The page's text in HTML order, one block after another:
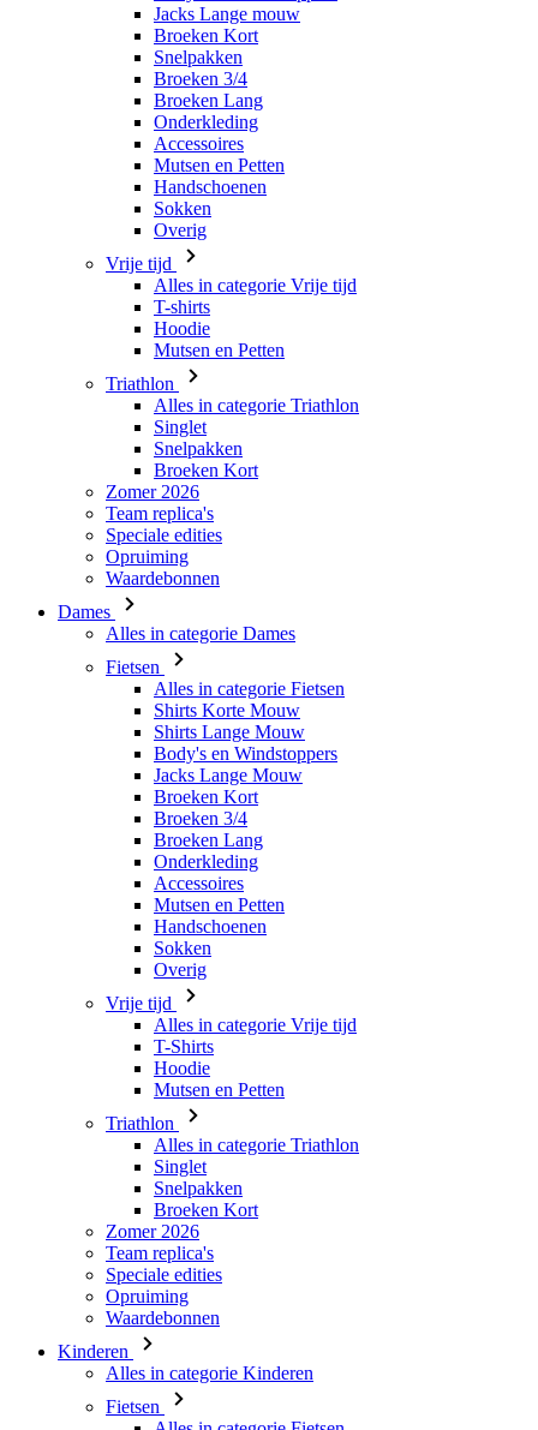
Jacks Lange mouw
Broeken Kort
Snelpakken
Broeken 3/4
Broeken Lang
Onderkleding
Accessoires
Mutsen en Petten
Handschoenen
Sokken
Overig
Vrije tijd
Alles in categorie Vrije tijd
T-shirts
Hoodie
Mutsen en Petten
Triathlon
Alles in categorie Triathlon
Singlet
Snelpakken
Broeken Kort
Zomer 2026
Team replica's
Speciale edities
Opruiming
Waardebonnen
Dames
Alles in categorie Dames
Fietsen
Alles in categorie Fietsen
Shirts Korte Mouw
Shirts Lange Mouw
Body's en Windstoppers
Jacks Lange Mouw
Broeken Kort
Broeken 3/4
Broeken Lang
Onderkleding
Accessoires
Mutsen en Petten
Handschoenen
Sokken
Overig
Vrije tijd
Alles in categorie Vrije tijd
T-Shirts
Hoodie
Mutsen en Petten
Triathlon
Alles in categorie Triathlon
Singlet
Snelpakken
Broeken Kort
Zomer 2026
Team replica's
Speciale edities
Opruiming
Waardebonnen
Kinderen
Alles in categorie Kinderen
Fietsen